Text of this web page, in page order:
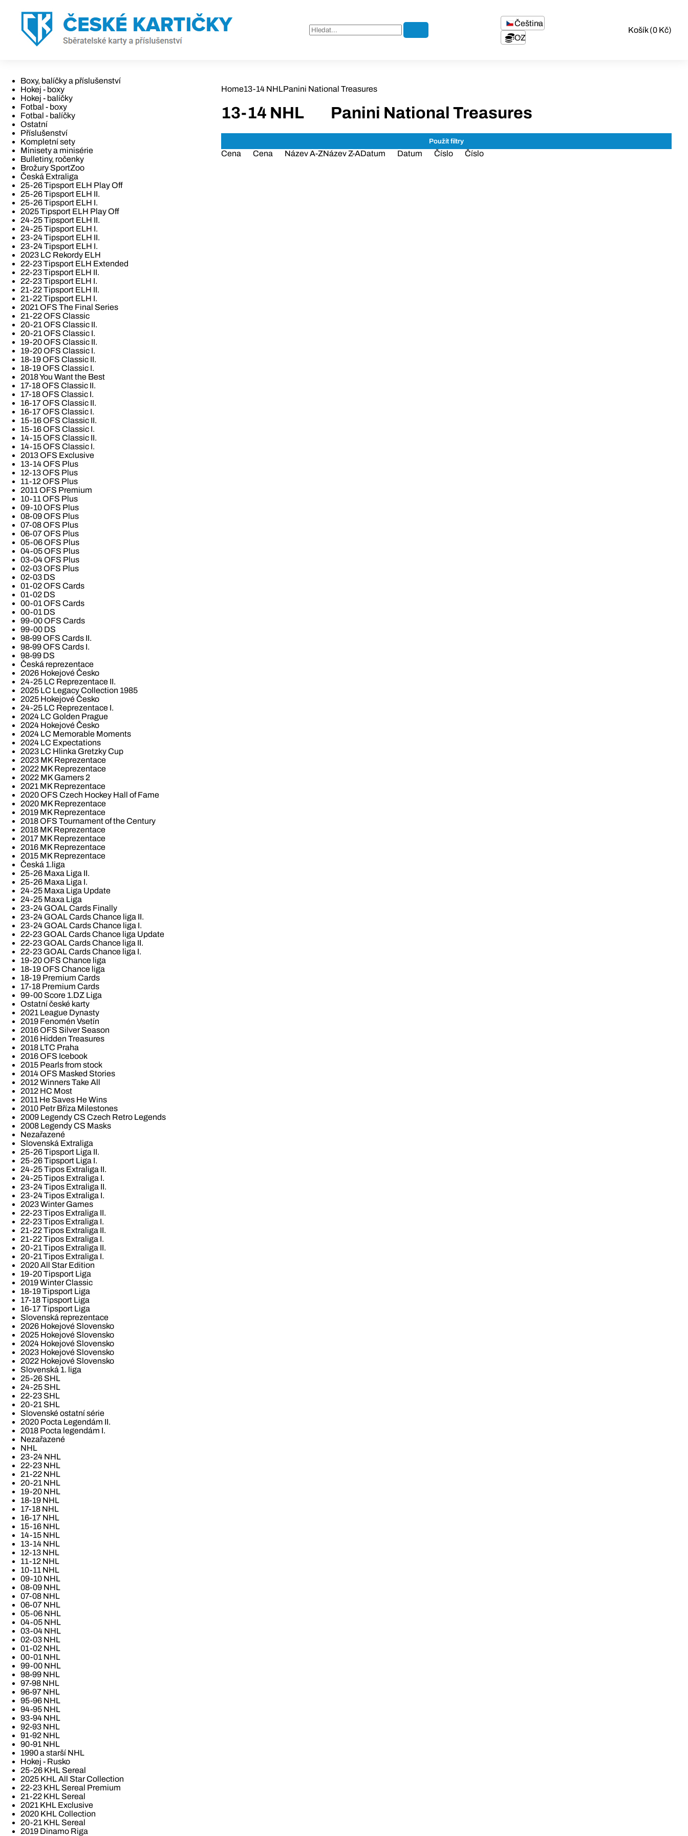
Čeština
CZK
Košík (0 Kč)
Boxy, balíčky a příslušenství
Hokej - boxy
Hokej - balíčky
Fotbal - boxy
Fotbal - balíčky
Ostatní
Příslušenství
Kompletní sety
Minisety a minisérie
Bulletiny, ročenky
Brožury SportZoo
Česká Extraliga
25-26 Tipsport ELH Play Off
25-26 Tipsport ELH II.
25-26 Tipsport ELH I.
2025 Tipsport ELH Play Off
24-25 Tipsport ELH II.
24-25 Tipsport ELH I.
23-24 Tipsport ELH II.
23-24 Tipsport ELH I.
2023 LC Rekordy ELH
22-23 Tipsport ELH Extended
22-23 Tipsport ELH II.
22-23 Tipsport ELH I.
21-22 Tipsport ELH II.
21-22 Tipsport ELH I.
2021 OFS The Final Series
21-22 OFS Classic
20-21 OFS Classic II.
20-21 OFS Classic I.
19-20 OFS Classic II.
19-20 OFS Classic I.
18-19 OFS Classic II.
18-19 OFS Classic I.
2018 You Want the Best
17-18 OFS Classic II.
17-18 OFS Classic I.
16-17 OFS Classic II.
16-17 OFS Classic I.
15-16 OFS Classic II.
15-16 OFS Classic I.
14-15 OFS Classic II.
14-15 OFS Classic I.
2013 OFS Exclusive
13-14 OFS Plus
12-13 OFS Plus
11-12 OFS Plus
2011 OFS Premium
10-11 OFS Plus
09-10 OFS Plus
08-09 OFS Plus
07-08 OFS Plus
06-07 OFS Plus
05-06 OFS Plus
04-05 OFS Plus
03-04 OFS Plus
02-03 OFS Plus
02-03 DS
01-02 OFS Cards
01-02 DS
00-01 OFS Cards
00-01 DS
99-00 OFS Cards
99-00 DS
98-99 OFS Cards II.
98-99 OFS Cards I.
98-99 DS
Česká reprezentace
2026 Hokejové Česko
24-25 LC Reprezentace II.
2025 LC Legacy Collection 1985
2025 Hokejové Česko
24-25 LC Reprezentace I.
2024 LC Golden Prague
2024 Hokejové Česko
2024 LC Memorable Moments
2024 LC Expectations
2023 LC Hlinka Gretzky Cup
2023 MK Reprezentace
2022 MK Reprezentace
2022 MK Gamers 2
2021 MK Reprezentace
2020 OFS Czech Hockey Hall of Fame
2020 MK Reprezentace
2019 MK Reprezentace
2018 OFS Tournament of the Century
2018 MK Reprezentace
2017 MK Reprezentace
2016 MK Reprezentace
2015 MK Reprezentace
Česká 1.liga
25-26 Maxa Liga II.
25-26 Maxa Liga I.
24-25 Maxa Liga Update
24-25 Maxa Liga
23-24 GOAL Cards Finally
23-24 GOAL Cards Chance liga II.
23-24 GOAL Cards Chance liga I.
22-23 GOAL Cards Chance liga Update
22-23 GOAL Cards Chance liga II.
22-23 GOAL Cards Chance liga I.
19-20 OFS Chance liga
18-19 OFS Chance liga
18-19 Premium Cards
17-18 Premium Cards
99-00 Score 1.DZ Liga
Ostatní české karty
2021 League Dynasty
2019 Fenomén Vsetín
2016 OFS Silver Season
2016 Hidden Treasures
2018 LTC Praha
2016 OFS Icebook
2015 Pearls from stock
2014 OFS Masked Stories
2012 Winners Take All
2012 HC Most
2011 He Saves He Wins
2010 Petr Bříza Milestones
2009 Legendy CS Czech Retro Legends
2008 Legendy CS Masks
Nezařazené
Slovenská Extraliga
25-26 Tipsport Liga II.
25-26 Tipsport Liga I.
24-25 Tipos Extraliga II.
24-25 Tipos Extraliga I.
23-24 Tipos Extraliga II.
23-24 Tipos Extraliga I.
2023 Winter Games
22-23 Tipos Extraliga II.
22-23 Tipos Extraliga I.
21-22 Tipos Extraliga II.
21-22 Tipos Extraliga I.
20-21 Tipos Extraliga II.
20-21 Tipos Extraliga I.
2020 All Star Edition
19-20 Tipsport Liga
2019 Winter Classic
18-19 Tipsport Liga
17-18 Tipsport Liga
16-17 Tipsport Liga
Slovenská reprezentace
2026 Hokejové Slovensko
2025 Hokejové Slovensko
2024 Hokejové Slovensko
2023 Hokejové Slovensko
2022 Hokejové Slovensko
Slovenská 1. liga
25-26 SHL
24-25 SHL
22-23 SHL
20-21 SHL
Slovenské ostatní série
2020 Pocta Legendám II.
2018 Pocta legendám I.
Nezařazené
NHL
23-24 NHL
22-23 NHL
21-22 NHL
20-21 NHL
19-20 NHL
18-19 NHL
17-18 NHL
16-17 NHL
15-16 NHL
14-15 NHL
13-14 NHL
12-13 NHL
11-12 NHL
10-11 NHL
09-10 NHL
08-09 NHL
07-08 NHL
06-07 NHL
05-06 NHL
04-05 NHL
03-04 NHL
02-03 NHL
01-02 NHL
00-01 NHL
99-00 NHL
98-99 NHL
97-98 NHL
96-97 NHL
95-96 NHL
94-95 NHL
93-94 NHL
92-93 NHL
91-92 NHL
90-91 NHL
1990 a starší NHL
Hokej - Rusko
25-26 KHL Sereal
2025 KHL All Star Collection
22-23 KHL Sereal Premium
21-22 KHL Sereal
2021 KHL Exclusive
2020 KHL Collection
20-21 KHL Sereal
2019 Dinamo Riga
Home13-14 NHLPanini National Treasures
13-14 NHL Panini National Treasures
Cena Cena Název A-ZNázev Z-ADatum Datum Číslo Číslo